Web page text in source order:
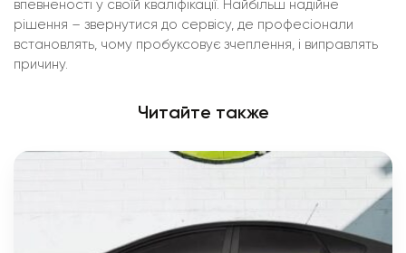
впевненості у своїй кваліфікації. Найбільш надійне
рішення – звернутися до сервісу, де професіонали
встановлять, чому пробуксовує зчеплення, і виправлять
причину.
Читайте также